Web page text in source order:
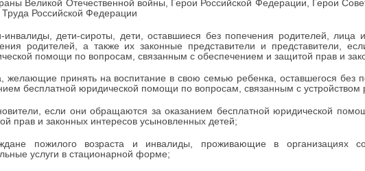
Великой Отечественной войны, Герои Российской Федерации, Герои
Труда Российской Федерации
инвалиды, дети-сироты, дети, оставшиеся без попечения родителей, лица
родителей, а также их законные представители и представители,
помощи по вопросам, связанным с обеспечением и защитой прав и
желающие принять на воспитание в свою семью ребенка, оставшегося без
бесплатной юридической помощи по вопросам, связанным с устройством
если они обращаются за оказанием бесплатной юридической
прав и законных интересов усыновленных детей;
пожилого возраста и инвалиды, проживающие в организациях
услуги в стационарной форме;